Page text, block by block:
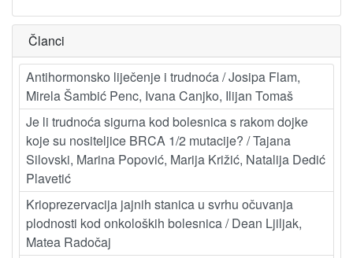
Članci
Antihormonsko liječenje i trudnoća / Josipa Flam,
Mirela Šambić Penc, Ivana Canjko, Ilijan Tomaš
Je li trudnoća sigurna kod bolesnica s rakom dojke
koje su nositeljice BRCA 1/2 mutacije? / Tajana
Silovski, Marina Popović, Marija Križić, Natalija Dedić
Plavetić
Krioprezervacija jajnih stanica u svrhu očuvanja
plodnosti kod onkoloških bolesnica / Dean Ljiljak,
Matea Radočaj